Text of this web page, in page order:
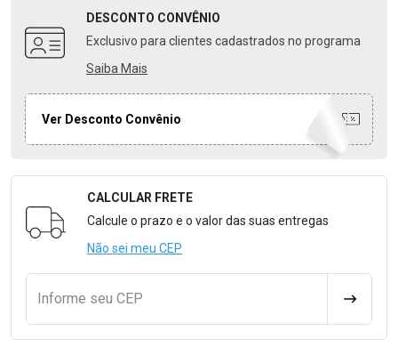
DESCONTO CONVÊNIO
Exclusivo para clientes cadastrados no programa
Saiba Mais
Ver Desconto Convênio
Formulário para Calcular o Frete
CALCULAR FRETE
Calcule o prazo e o valor das suas entregas
Não sei meu CEP
Informe seu CEP